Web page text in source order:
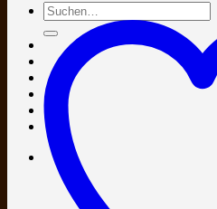
Suchen
nach: